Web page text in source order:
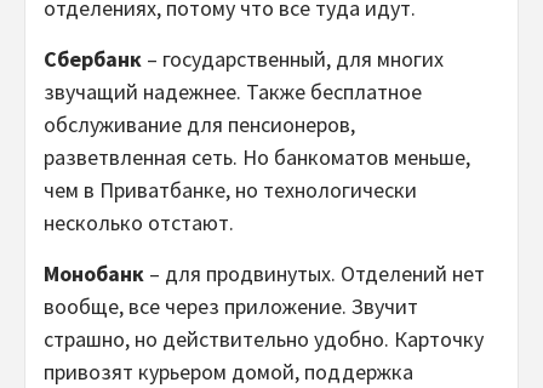
отделениях, потому что все туда идут.
Сбербанк – государственный, для многих
звучащий надежнее. Также бесплатное
обслуживание для пенсионеров,
разветвленная сеть. Но банкоматов меньше,
чем в Приватбанке, но технологически
несколько отстают.
Монобанк – для продвинутых. Отделений нет
вообще, все через приложение. Звучит
страшно, но действительно удобно. Карточку
привозят курьером домой, поддержка